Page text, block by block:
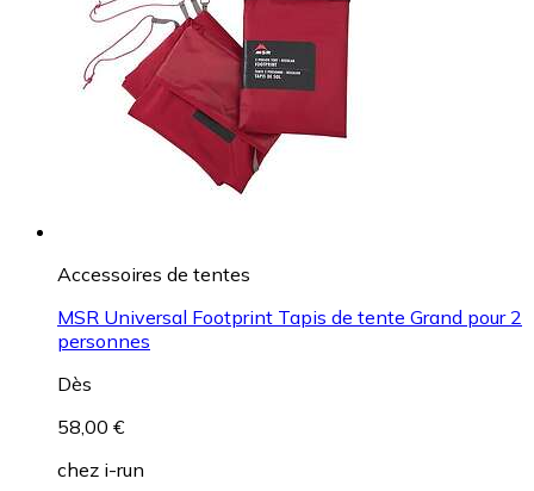
Accessoires de tentes
MSR Universal Footprint Tapis de tente Grand pour 2
personnes
Dès
58,00 €
chez i-run